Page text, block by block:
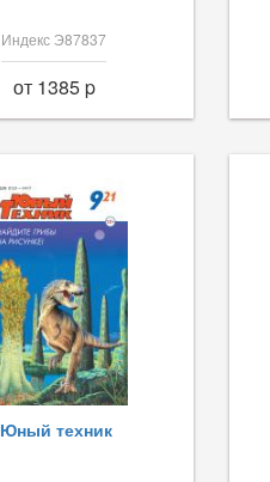
Индекс Э87837
от 1385 p
Юный техник